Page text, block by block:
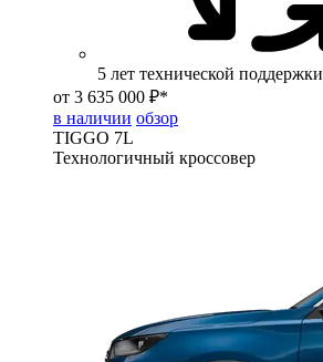
5 лет технической поддержки
от 3 635 000 ₽*
в наличии обзор
TIGGO 7L
Технологичный кроссовер